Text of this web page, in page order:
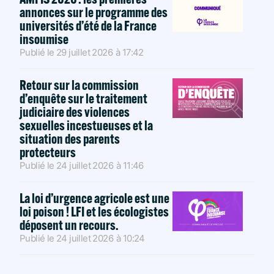
annonces sur le programme des
universités d’été de la France
insoumise
Publié le 29 juillet 2026 à 17:42
Retour sur la commission
d’enquête sur le traitement
judiciaire des violences
sexuelles incestueuses et la
situation des parents
protecteurs
Publié le 24 juillet 2026 à 11:46
La loi d’urgence agricole est une
loi poison ! LFI et les écologistes
déposent un recours.
Publié le 24 juillet 2026 à 10:24